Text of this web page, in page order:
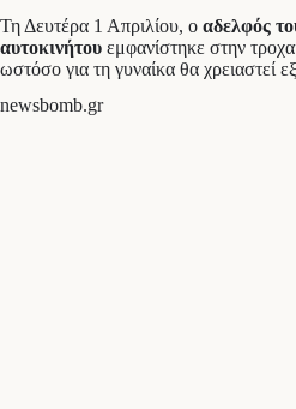
Τη Δευτέρα 1 Απριλίου, ο αδελφός
αυτοκινήτου εμφανίστηκε στην
ωστόσο για τη γυναίκα θα χρειαστεί
newsbomb.gr